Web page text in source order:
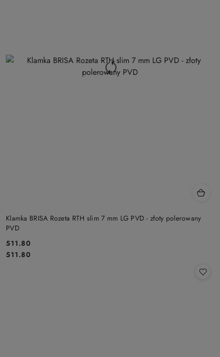
Klamka BRISA Rozeta RTH slim 7 mm LG PVD - złoty polerowany
PVD
Cena:
511.80
Cena:
511.80